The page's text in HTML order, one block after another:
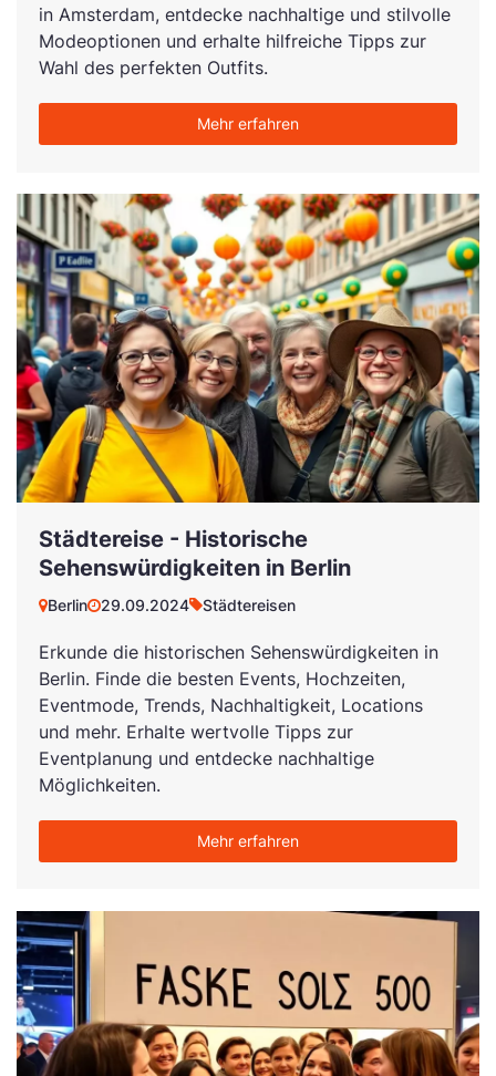
in Amsterdam, entdecke nachhaltige und stilvolle
Modeoptionen und erhalte hilfreiche Tipps zur
Wahl des perfekten Outfits.
Mehr erfahren
Städtereise - Historische
Sehenswürdigkeiten in Berlin
Berlin 29.09.2024 Städtereisen
Erkunde die historischen Sehenswürdigkeiten in
Berlin. Finde die besten Events, Hochzeiten,
Eventmode, Trends, Nachhaltigkeit, Locations
und mehr. Erhalte wertvolle Tipps zur
Eventplanung und entdecke nachhaltige
Möglichkeiten.
Mehr erfahren